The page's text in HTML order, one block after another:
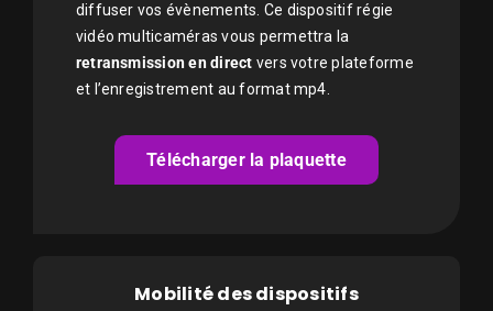
diffuser vos évènements. Ce dispositif régie
vidéo multicaméras vous permettra la
retransmission en direct vers votre plateforme
et l’enregistrement au format mp4.
Télécharger la plaquette
Mobilité des dispositifs